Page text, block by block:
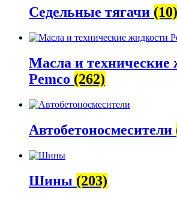
Седельные тягачи (10)
Масла и технические
Pemco (262)
Автобетоно­смесители
Шины (203)